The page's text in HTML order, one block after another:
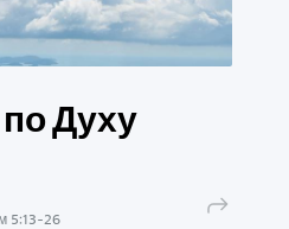
Духу
5:13-26